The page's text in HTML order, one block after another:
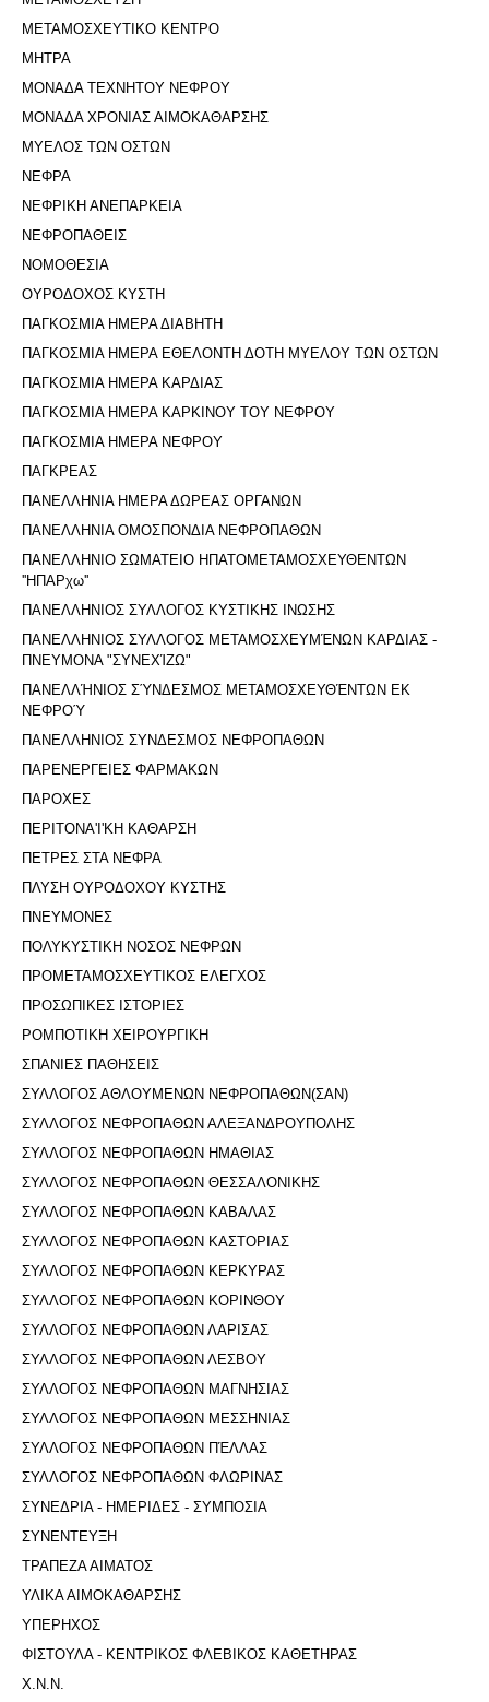
ΜΕΤΑΜΟΣΧΕΥΤΙΚΟ ΚΕΝΤΡΟ
ΜΗΤΡΑ
ΜΟΝΑΔΑ ΤΕΧΝΗΤΟΥ ΝΕΦΡΟΥ
ΜΟΝΑΔΑ ΧΡΟΝΙΑΣ ΑΙΜΟΚΑΘΑΡΣΗΣ
ΜΥΕΛΟΣ ΤΩΝ ΟΣΤΩΝ
ΝΕΦΡΑ
ΝΕΦΡΙΚΗ ΑΝΕΠΑΡΚΕΙΑ
ΝΕΦΡΟΠΑΘΕΙΣ
ΝΟΜΟΘΕΣΙΑ
ΟΥΡΟΔΟΧΟΣ ΚΥΣΤΗ
ΠΑΓΚΟΣΜΙΑ ΗΜΕΡΑ ΔΙΑΒΗΤΗ
ΠΑΓΚΟΣΜΙΑ ΗΜΕΡΑ ΕΘΕΛΟΝΤΗ ΔΟΤΗ ΜΥΕΛΟΥ ΤΩΝ ΟΣΤΩΝ
ΠΑΓΚΟΣΜΙΑ ΗΜΕΡΑ ΚΑΡΔΙΑΣ
ΠΑΓΚΟΣΜΙΑ ΗΜΕΡΑ ΚΑΡΚΙΝΟΥ ΤΟΥ ΝΕΦΡΟΥ
ΠΑΓΚΟΣΜΙΑ ΗΜΕΡΑ ΝΕΦΡΟΥ
ΠΑΓΚΡΕΑΣ
ΠΑΝΕΛΛΗΝΙΑ ΗΜΕΡΑ ΔΩΡΕΑΣ ΟΡΓΑΝΩΝ
ΠΑΝΕΛΛΗΝΙΑ ΟΜΟΣΠΟΝΔΙΑ ΝΕΦΡΟΠΑΘΩΝ
ΠΑΝΕΛΛΗΝΙΟ ΣΩΜΑΤΕΙΟ ΗΠΑΤΟΜΕΤΑΜΟΣΧΕΥΘΕΝΤΩΝ
''ΗΠΑΡχω''
ΠΑΝΕΛΛΗΝΙΟΣ ΣΥΛΛΟΓΟΣ ΚΥΣΤΙΚΗΣ ΙΝΩΣΗΣ
ΠΑΝΕΛΛΗΝΙΟΣ ΣΥΛΛΟΓΟΣ ΜΕΤΑΜΟΣΧΕΥΜΈΝΩΝ ΚΑΡΔΙΑΣ -
ΠΝΕΥΜΟΝΑ "ΣΥΝΕΧΊΖΩ"
ΠΑΝΕΛΛΉΝΙΟΣ ΣΎΝΔΕΣΜΟΣ ΜΕΤΑΜΟΣΧΕΥΘΈΝΤΩΝ ΕΚ
ΝΕΦΡΟΎ
ΠΑΝΕΛΛΗΝΙΟΣ ΣΥΝΔΕΣΜΟΣ ΝΕΦΡΟΠΑΘΩΝ
ΠΑΡΕΝΕΡΓΕΙΕΣ ΦΑΡΜΑΚΩΝ
ΠΑΡΟΧΕΣ
ΠΕΡΙΤΟΝΑ'I'ΚΗ ΚΑΘΑΡΣΗ
ΠΕΤΡΕΣ ΣΤΑ ΝΕΦΡΑ
ΠΛΥΣΗ ΟΥΡΟΔΟΧΟΥ ΚΥΣΤΗΣ
ΠΝΕΥΜΟΝΕΣ
ΠΟΛΥΚΥΣΤΙΚΗ ΝΟΣΟΣ ΝΕΦΡΩΝ
ΠΡΟΜΕΤΑΜΟΣΧΕΥΤΙΚΟΣ ΕΛΕΓΧΟΣ
ΠΡΟΣΩΠΙΚΕΣ ΙΣΤΟΡΙΕΣ
ΡΟΜΠΟΤΙΚΗ ΧΕΙΡΟΥΡΓΙΚΗ
ΣΠΑΝΙΕΣ ΠΑΘΗΣΕΙΣ
ΣΥΛΛΟΓΟΣ ΑΘΛΟΥΜΕΝΩΝ ΝΕΦΡΟΠΑΘΩΝ(ΣΑΝ)
ΣΥΛΛΟΓΟΣ ΝΕΦΡΟΠΑΘΩΝ ΑΛΕΞΑΝΔΡΟΥΠΟΛΗΣ
ΣΥΛΛΟΓΟΣ ΝΕΦΡΟΠΑΘΩΝ ΗΜΑΘΙΑΣ
ΣΥΛΛΟΓΟΣ ΝΕΦΡΟΠΑΘΩΝ ΘΕΣΣΑΛΟΝΙΚΗΣ
ΣΥΛΛΟΓΟΣ ΝΕΦΡΟΠΑΘΩΝ ΚΑΒΑΛΑΣ
ΣΥΛΛΟΓΟΣ ΝΕΦΡΟΠΑΘΩΝ ΚΑΣΤΟΡΙΑΣ
ΣΥΛΛΟΓΟΣ ΝΕΦΡΟΠΑΘΩΝ ΚΕΡΚΥΡΑΣ
ΣΥΛΛΟΓΟΣ ΝΕΦΡΟΠΑΘΩΝ ΚΟΡΙΝΘΟΥ
ΣΥΛΛΟΓΟΣ ΝΕΦΡΟΠΑΘΩΝ ΛΑΡΙΣΑΣ
ΣΥΛΛΟΓΟΣ ΝΕΦΡΟΠΑΘΩΝ ΛΕΣΒΟΥ
ΣΥΛΛΟΓΟΣ ΝΕΦΡΟΠΑΘΩΝ ΜΑΓΝΗΣΙΑΣ
ΣΥΛΛΟΓΟΣ ΝΕΦΡΟΠΑΘΩΝ ΜΕΣΣΗΝΙΑΣ
ΣΥΛΛΟΓΟΣ ΝΕΦΡΟΠΑΘΩΝ ΠΈΛΛΑΣ
ΣΥΛΛΟΓΟΣ ΝΕΦΡΟΠΑΘΩΝ ΦΛΩΡΙΝΑΣ
ΣΥΝΕΔΡΙΑ - ΗΜΕΡΙΔΕΣ - ΣΥΜΠΟΣΙΑ
ΣΥΝΕΝΤΕΥΞΗ
ΤΡΑΠΕΖΑ ΑΙΜΑΤΟΣ
ΥΛΙΚΑ ΑΙΜΟΚΑΘΑΡΣΗΣ
ΥΠΕΡΗΧΟΣ
ΦΙΣΤΟΥΛΑ - ΚΕΝΤΡΙΚΟΣ ΦΛΕΒΙΚΟΣ ΚΑΘΕΤΗΡΑΣ
Χ.Ν.Ν.